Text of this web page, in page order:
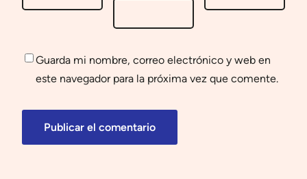
Guarda mi nombre, correo electrónico y web en
este navegador para la próxima vez que comente.